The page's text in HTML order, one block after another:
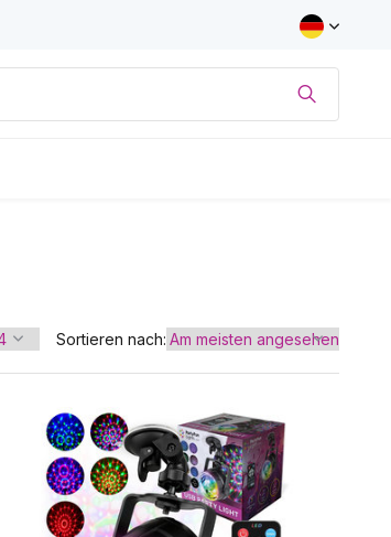
Sortieren nach: